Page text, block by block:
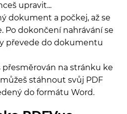
upravit...
dokument a počkej, až se
Po dokončení nahrávání se
převede do dokumentu
přesměrován na stránku ke
stáhnout svůj PDF
do formátu Word.